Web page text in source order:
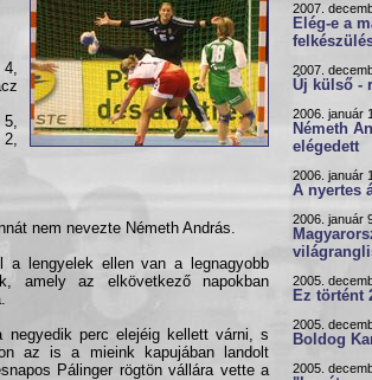
nem nevezte Németh András.
a lengyelek ellen van a legnagyobb
amely az elkövetkező napokban
negyedik perc elejéig kellett várni, s
az is a mieink kapujában landolt
Pálinger rögtön vállára vette a
2007.
Elég-e a
2007.
Új külső -
2006. január
Németh
elégedett
2006. január
A nyertes
2006. január
2005.
Ez történt
2005.
Boldog
2005.